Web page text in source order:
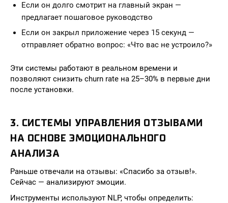
Если он долго смотрит на главный экран —
предлагает пошаговое руководство
Если он закрыл приложение через 15 секунд —
отправляет обратно вопрос: «Что вас не устроило?»
Эти системы работают в реальном времени и
позволяют снизить churn rate на 25–30% в первые дни
после установки.
3. СИСТЕМЫ УПРАВЛЕНИЯ ОТЗЫВАМИ
НА ОСНОВЕ ЭМОЦИОНАЛЬНОГО
АНАЛИЗА
Раньше отвечали на отзывы: «Спасибо за отзыв!».
Сейчас — анализируют эмоции.
Инструменты используют NLP, чтобы определить: